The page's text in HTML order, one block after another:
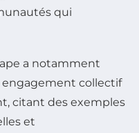
qui
a notamment
engagement collectif
citant des exemples
et